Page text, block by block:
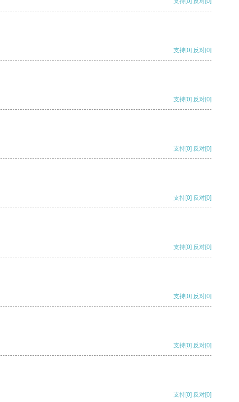
支持[0] 反对[0]
支持[0] 反对[0]
支持[0] 反对[0]
支持[0] 反对[0]
支持[0] 反对[0]
支持[0] 反对[0]
支持[0] 反对[0]
支持[0] 反对[0]